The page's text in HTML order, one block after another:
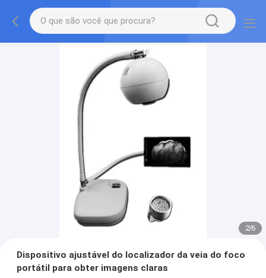
2/6
Dispositivo ajustável do localizador da veia do foco
portátil para obter imagens claras